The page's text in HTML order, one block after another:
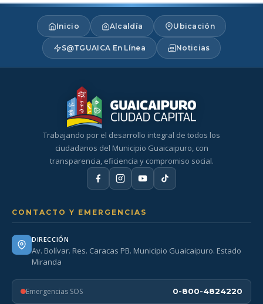
Inicio Alcaldía Ubicación
S@TGUAICA En Línea Noticias
Trabajando por el desarrollo integral de todos los
ciudadanos del Municipio Guaicaipuro, con
transparencia, eficiencia y compromiso social.
CONTACTO Y EMERGENCIAS
DIRECCIÓN
Av. Bolívar. Res. Caracas PB. Municipio Guaicaipuro. Estado
Miranda
Emergencias SOS 0-800-4824220